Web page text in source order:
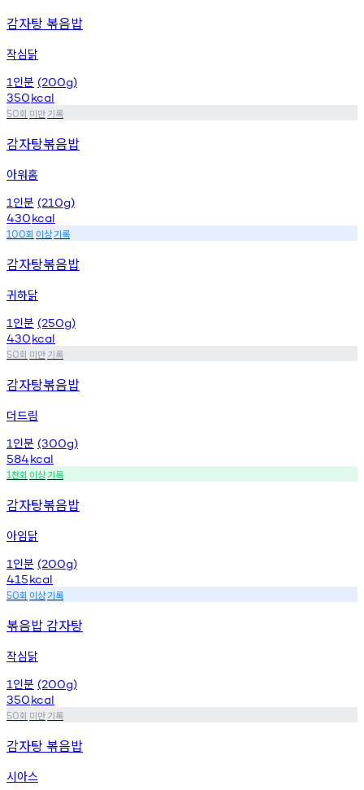
감자탕 볶음밥
작심닭
1 인분 (200g)
350kcal
50회 미만기록
감자탕볶음밥
아워홈
1 인분 (210g)
430kcal
100회 이상기록
감자탕볶음밥
귀하닭
1 인분 (250g)
430kcal
50회 미만기록
감자탕볶음밥
더드림
1 인분 (300g)
584kcal
1천회 이상기록
감자탕볶음밥
아임닭
1 인분 (200g)
415kcal
50회 이상기록
볶음밥 감자탕
작심닭
1 인분 (200g)
350kcal
50회 미만기록
감자탕 볶음밥
시아스